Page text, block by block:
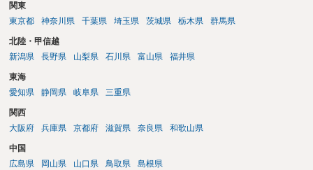
関東
東京都
神奈川県 千葉県 埼玉県 茨城県 栃木県 群馬県
北陸・甲信越
新潟県
長野県 山梨県 石川県 富山県 福井県
東海
愛知県
静岡県 岐阜県 三重県
関西
大阪府
兵庫県 京都府 滋賀県 奈良県 和歌山県
中国
広島県
岡山県 山口県 鳥取県 島根県